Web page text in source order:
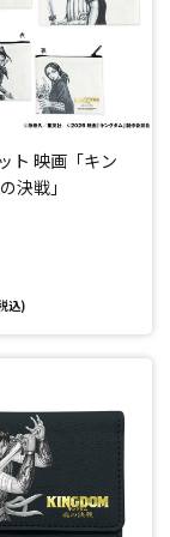
ト 映画「キン
決戦」
込)